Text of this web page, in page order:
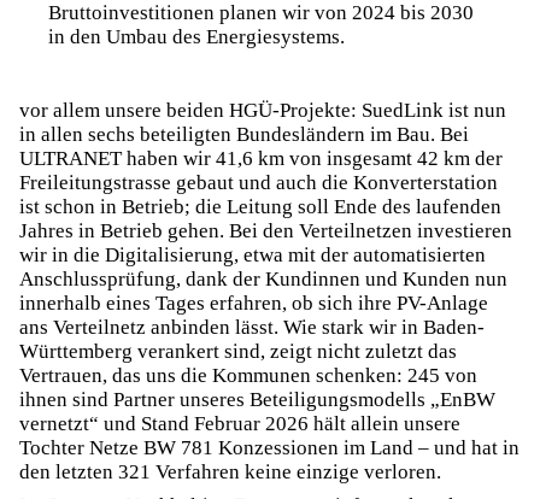
Bruttoinvestitionen planen wir von 2024 bis 2030
in den Umbau des Energiesystems.
vor allem unsere beiden HGÜ-Projekte: SuedLink ist nun
in allen sechs beteiligten Bundesländern im Bau. Bei
ULTRANET haben wir 41,6 km von insgesamt 42 km der
Freileitungstrasse gebaut und auch die Konverterstation
ist schon in Betrieb; die Leitung soll Ende des laufenden
Jahres in Betrieb gehen. Bei den Verteilnetzen investieren
wir in die Digitalisierung, etwa mit der automatisierten
Anschlussprüfung, dank der Kundinnen und Kunden nun
innerhalb eines Tages erfahren, ob sich ihre PV-Anlage
ans Verteilnetz anbinden lässt. Wie stark wir in Baden-
Württemberg verankert sind, zeigt nicht zuletzt das
Vertrauen, das uns die Kommunen schenken: 245 von
ihnen sind Partner unseres Beteiligungsmodells „EnBW
vernetzt“ und Stand Februar 2026 hält allein unsere
Tochter Netze BW 781 Konzessionen im Land – und hat in
den letzten 321 Verfahren keine einzige verloren.